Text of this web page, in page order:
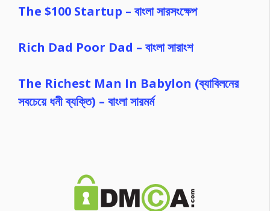
The $100 Startup – বাংলা সারসংক্ষেপ
Rich Dad Poor Dad – বাংলা সারাংশ
The Richest Man In Babylon (ব্যাবিলনের
সবচেয়ে ধনী ব্যক্তি) – বাংলা সারমর্ম